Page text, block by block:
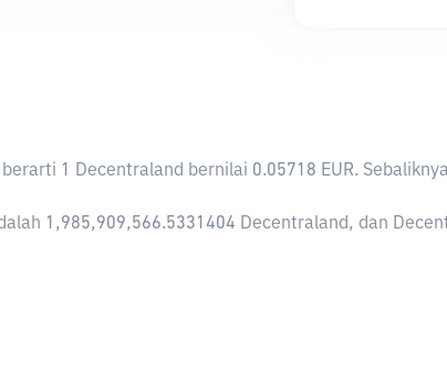
1 Decentraland bernilai 0.05718 EUR.
1,985,909,566.5331404 Decentraland, dan